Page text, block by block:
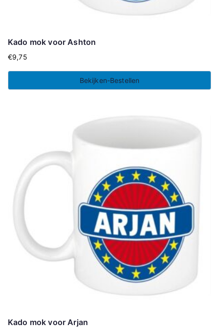
Kado mok voor Ashton
€9,75
Bekijken-Bestellen
Kado mok voor Arjan